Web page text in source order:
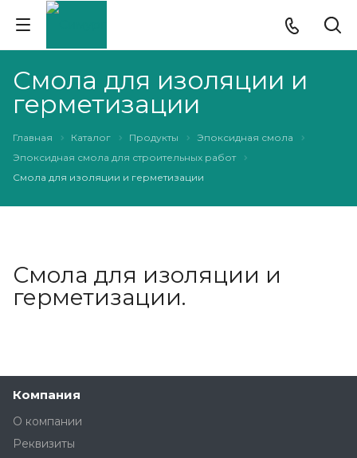
Смола для изоляции и
герметизации
Главная Каталог Продукты
Эпоксидная смола
Эпоксидная смола для строительных работ
Смола для изоляции и герметизации
Смола для изоляции и
герметизации.
Компания
О компании
Реквизиты